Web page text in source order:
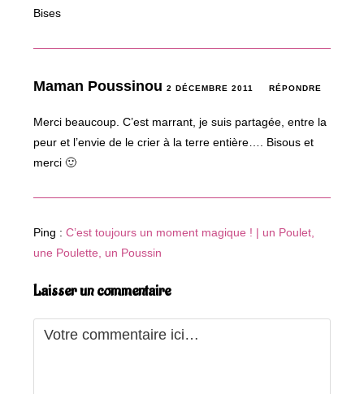
Bises
Maman Poussinou2 DÉCEMBRE 2011 RÉPONDRE
Merci beaucoup. C’est marrant, je suis partagée, entre la
peur et l’envie de le crier à la terre entière…. Bisous et
merci 🙂
Ping :C’est toujours un moment magique ! | un Poulet,
une Poulette, un Poussin
Laisser un commentaire
Comment